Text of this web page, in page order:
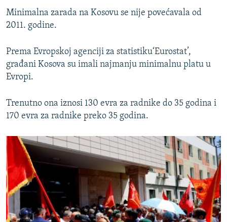
Minimalna zarada na Kosovu se nije povećavala od
2011. godine.
Prema Evropskoj agenciji za statistiku‘Eurostat’,
građani Kosova su imali najmanju minimalnu platu u
Evropi.
Trenutno ona iznosi 130 evra za radnike do 35 godina i
170 evra za radnike preko 35 godina.